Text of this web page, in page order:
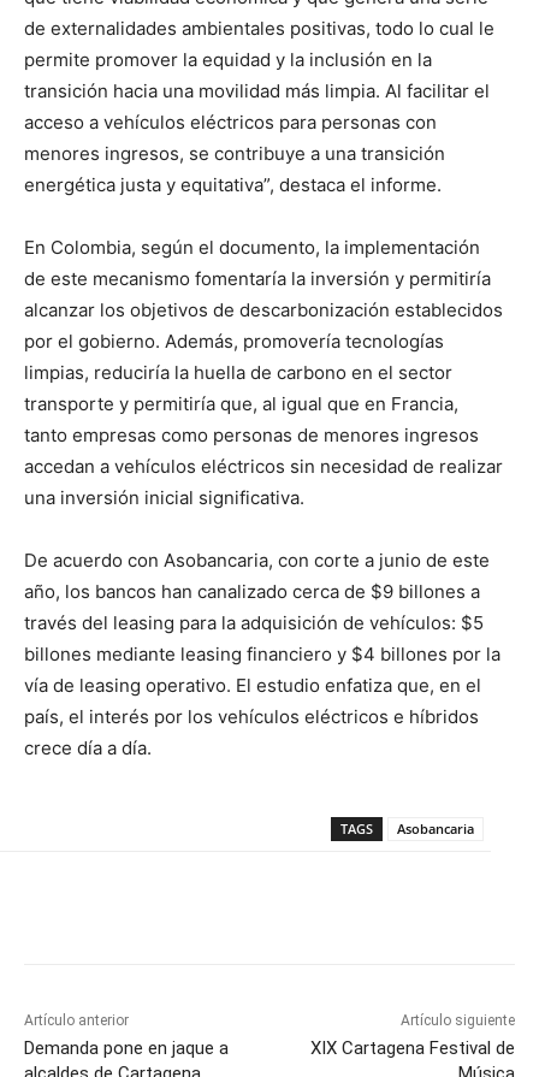
de externalidades ambientales positivas, todo lo cual le
permite promover la equidad y la inclusión en la
transición hacia una movilidad más limpia. Al facilitar el
acceso a vehículos eléctricos para personas con
menores ingresos, se contribuye a una transición
energética justa y equitativa”, destaca el informe.
En Colombia, según el documento, la implementación
de este mecanismo fomentaría la inversión y permitiría
alcanzar los objetivos de descarbonización establecidos
por el gobierno. Además, promovería tecnologías
limpias, reduciría la huella de carbono en el sector
transporte y permitiría que, al igual que en Francia,
tanto empresas como personas de menores ingresos
accedan a vehículos eléctricos sin necesidad de realizar
una inversión inicial significativa.
De acuerdo con Asobancaria, con corte a junio de este
año, los bancos han canalizado cerca de $9 billones a
través del leasing para la adquisición de vehículos: $5
billones mediante leasing financiero y $4 billones por la
vía de leasing operativo. El estudio enfatiza que, en el
país, el interés por los vehículos eléctricos e híbridos
crece día a día.
TAGS Asobancaria
Artículo anterior
Demanda pone en jaque a
Artículo siguiente
XIX Cartagena Festival de